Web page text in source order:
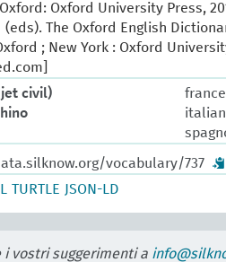
Oxford University Press,
(eds). The Oxford English
; New York : Oxford
civil)
vocabulary/737
TURTLE JSON-LD
vostri suggerimenti a